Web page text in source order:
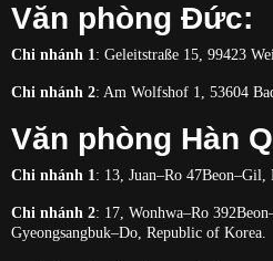
Văn phòng Đức:
Chi nhánh 1: Geleitstraße 15, 99423
Chi nhánh 2: Am Wolfshof 1, 53604
Văn phòng Hàn
Chi nhánh 1: 13, Juan–Ro
Chi nhánh 2: 17, Wonhwa–Ro
Gyeongsangbuk–Do, Republic of Korea.